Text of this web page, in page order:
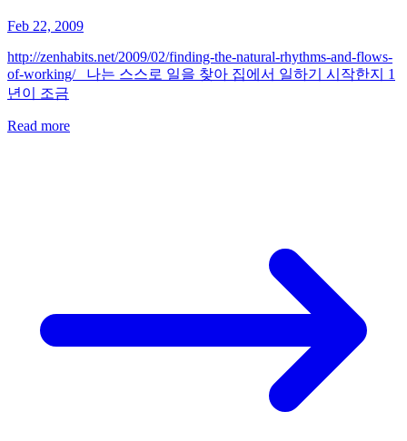
Feb 22, 2009
http://zenhabits.net/2009/02/finding-the-natural-rhythms-and-flows-
of-working/ 나는 스스로 일을 찾아 집에서 일하기 시작한지 1
년이 조금
Read more